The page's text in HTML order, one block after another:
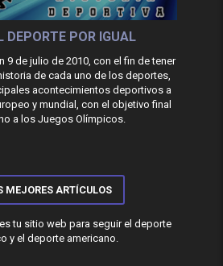
DEPORTE POR IGUAL
9 de julio de 2010, con el fin de tener
de cada uno de los deportes,
acontecimientos deportivos a
y mundial, con el objetivo final
a los Juegos Olímpicos.
MEJORES ARTÍCULOS
tu sitio web para seguir el deporte
y el deporte americano.